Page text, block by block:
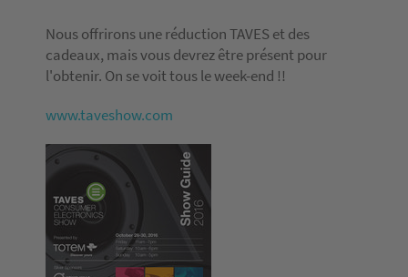
Nous offrirons une réduction TAVES et des
cadeaux, mais vous devrez être présent pour
l'obtenir. On se voit tous le week-end !!
www.taveshow.com